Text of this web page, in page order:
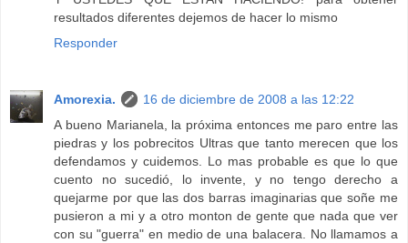
resultados diferentes dejemos de hacer lo mismo
Responder
Amorexia.
16 de diciembre de 2008 a las 12:22
A bueno Marianela, la próxima entonces me paro entre las
piedras y los pobrecitos Ultras que tanto merecen que los
defendamos y cuidemos. Lo mas probable es que lo que
cuento no sucedió, lo invente, y no tengo derecho a
quejarme por que las dos barras imaginarias que soñe me
pusieron a mi y a otro monton de gente que nada que ver
con su "guerra" en medio de una balacera. No llamamos a